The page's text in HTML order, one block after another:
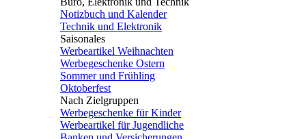
Notizbuch und Kalender
Technik und Elektronik
Saisonales
Werbeartikel Weihnachten
Werbegeschenke Ostern
Sommer und Frühling
Oktoberfest
Nach Zielgruppen
Werbegeschenke für Kinder
Werbeartikel für Jugendliche